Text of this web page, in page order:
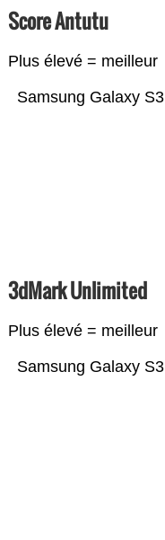
Score Antutu
Plus élevé = meilleur
Samsung Galaxy S3
3dMark Unlimited
Plus élevé = meilleur
Samsung Galaxy S3